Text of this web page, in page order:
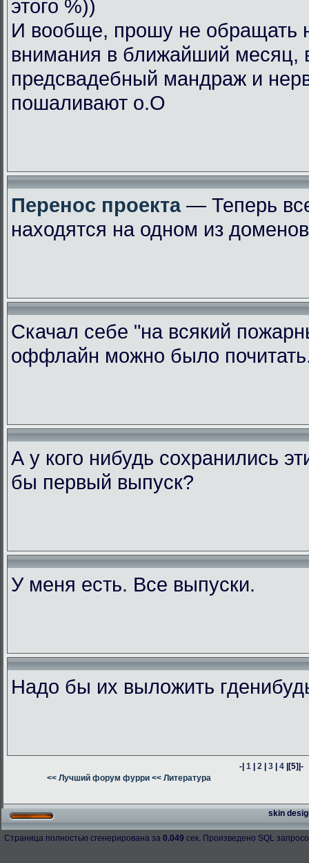
этого %))
И вообще, прошу не обращать
внимания в ближайший месяц,
предсвадебный мандраж и
пошаливают о.О
Перенос проекта— Теперь
находятся на одном из
Скачал себе "на всякий
оффлайн можно было
А у кого нибудь сохранились
бы первый выпуск?
У меня есть. Все выпуски.
Надо бы их выложить
-|1 |2 |3 |4 |[5]|-
<< Лучший форум фурри << Литература
skin
Страница полностью сгенерирована за 0.049 сек. Произведено SQL